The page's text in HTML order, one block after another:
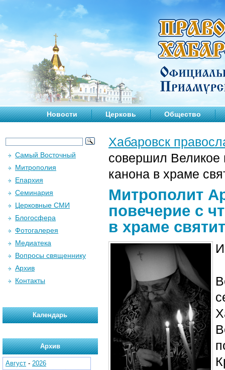
Новости Церковь Общество
Хабаровск
совершил Великое
канона в храме
Митрополит
повечерие с
в храме
Самый Восточный
Митрополия
Епархия
Семинария
Церковные СМИ
Блогосфера
Фотогалерея
Медиатека
Вопросы священнику
Архив
Контакты
Календарь
Архив
Август - 2026